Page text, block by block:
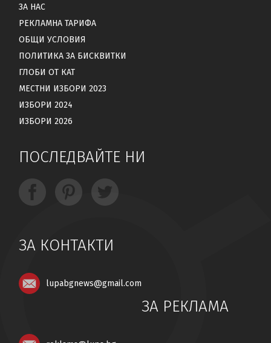
ЗА НАС
РЕКЛАМНА ТАРИФА
ОБЩИ УСЛОВИЯ
ПОЛИТИКА ЗА БИСКВИТКИ
ГЛОБИ ОТ КАТ
МЕСТНИ ИЗБОРИ 2023
ИЗБОРИ 2024
ИЗБОРИ 2026
ПОСЛЕДВАЙТЕ НИ
ЗА КОНТАКТИ
lupabgnews@gmail.com
ЗА РЕКЛАМА